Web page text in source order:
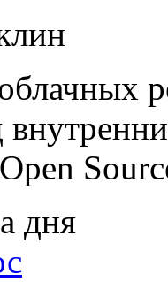
дня